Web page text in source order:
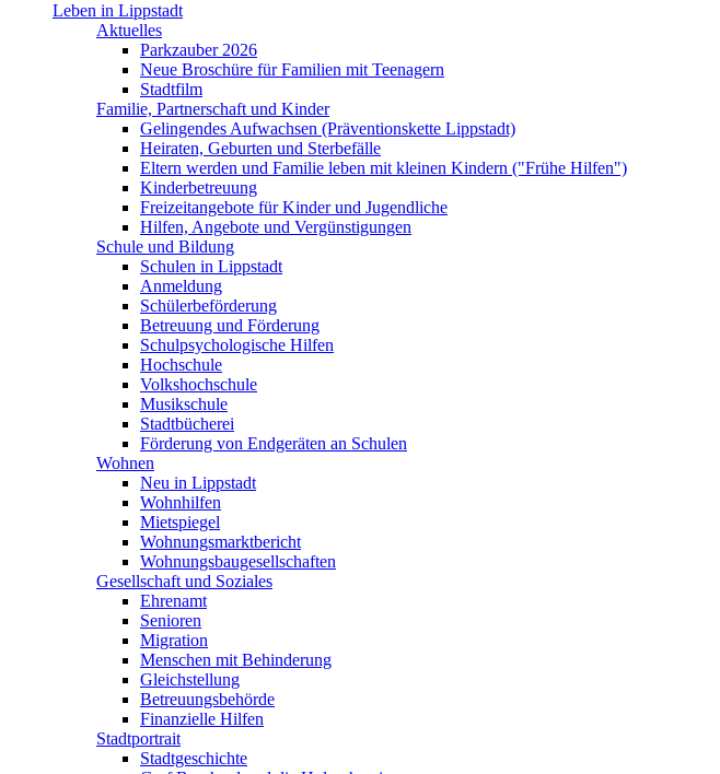
Leben in Lippstadt
Aktuelles
Parkzauber 2026
Neue Broschüre für Familien mit Teenagern
Stadtfilm
Familie, Partnerschaft und Kinder
Gelingendes Aufwachsen (Präventionskette Lippstadt)
Heiraten, Geburten und Sterbefälle
Eltern werden und Familie leben mit kleinen Kindern ("Frühe Hilfen")
Kinderbetreuung
Freizeitangebote für Kinder und Jugendliche
Hilfen, Angebote und Vergünstigungen
Schule und Bildung
Schulen in Lippstadt
Anmeldung
Schülerbeförderung
Betreuung und Förderung
Schulpsychologische Hilfen
Hochschule
Volkshochschule
Musikschule
Stadtbücherei
Förderung von Endgeräten an Schulen
Wohnen
Neu in Lippstadt
Wohnhilfen
Mietspiegel
Wohnungsmarktbericht
Wohnungsbaugesellschaften
Gesellschaft und Soziales
Ehrenamt
Senioren
Migration
Menschen mit Behinderung
Gleichstellung
Betreuungsbehörde
Finanzielle Hilfen
Stadtportrait
Stadtgeschichte